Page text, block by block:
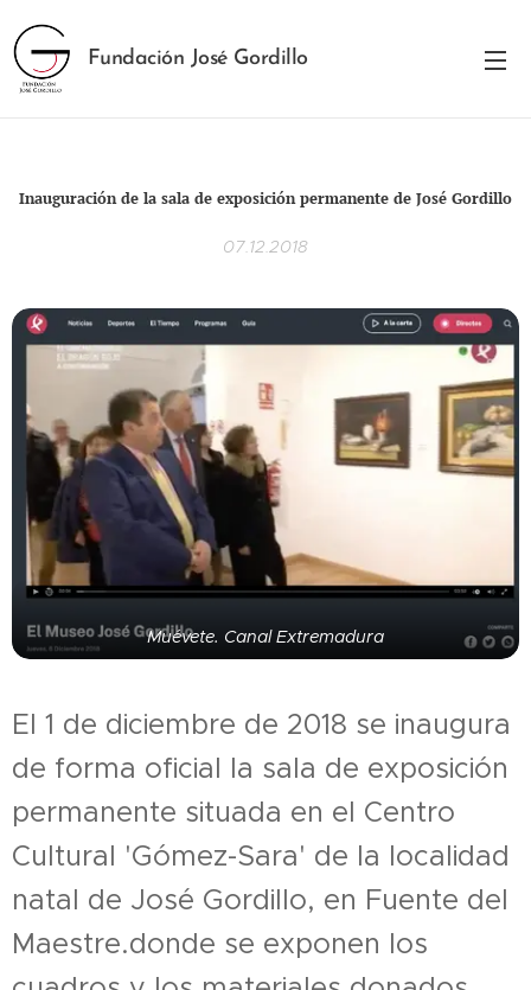
Fundación José Gordillo
Inauguración de la sala de exposición permanente de José Gordillo
07.12.2018
Muévete. Canal Extremadura
El 1 de diciembre de 2018 se inaugura
de forma oficial la sala de exposición
permanente situada en el Centro
Cultural 'Gómez-Sara' de la localidad
natal de José Gordillo, en Fuente del
Maestre.donde se exponen los